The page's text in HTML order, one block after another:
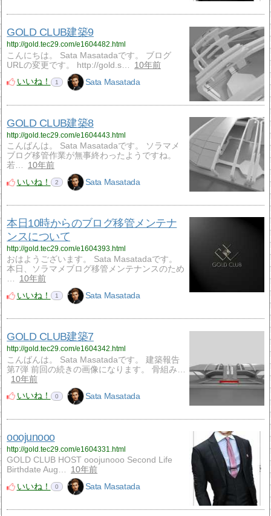
GOLD CLUB建築9
http://gold.tec29.com/e1604482.html
こんにちは。 Sata Masatadaです。 ブログ
URLの変更です。 http://gold.s…
10年前
いいね！
1 Sata Masatada
GOLD CLUB建築8
http://gold.tec29.com/e1604443.html
こんばんは。 Sata Masatadaです。 ソラマメ
ブログ移管作業が無事終わったようですね。
若…
10年前
いいね！
2 Sata Masatada
本日10時からのブログ移管メンテナ
ンスについて
http://gold.tec29.com/e1604393.html
おはようございます。 Sata Masatadaです。
本日、ソラマメブログ移管メンテナンスのため
…
10年前
いいね！
1 Sata Masatada
GOLD CLUB建築7
http://gold.tec29.com/e1604342.html
こんばんは。 Sata Masatadaです。 建築報告
第7弾 前回の続きの画像になります。 骨組み…
10年前
いいね！
0 Sata Masatada
ooojunooo
http://gold.tec29.com/e1604331.html
GOLD CLUB HOST ooojunooo Second Life
Birthdate Aug…
10年前
いいね！
0 Sata Masatada